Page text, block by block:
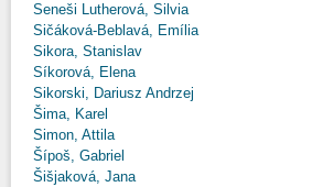
Seneši Lutherová, Silvia
Sičáková-Beblavá, Emília
Sikora, Stanislav
Síkorová, Elena
Sikorski, Dariusz Andrzej
Šima, Karel
Simon, Attila
Šípoš, Gabriel
Šišjaková, Jana